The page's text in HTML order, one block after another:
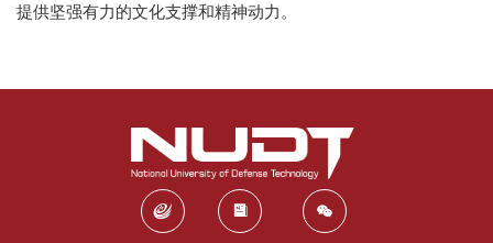
提供坚强有力的文化支撑和精神动力。